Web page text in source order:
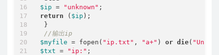
$ip = "unknown"
return ( $ip );
}
//输出ip
$myfile = fopen( "ip.txt" , "a+" ) or die(
$txt = "ip:" ;